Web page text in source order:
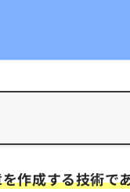
作成する技術で